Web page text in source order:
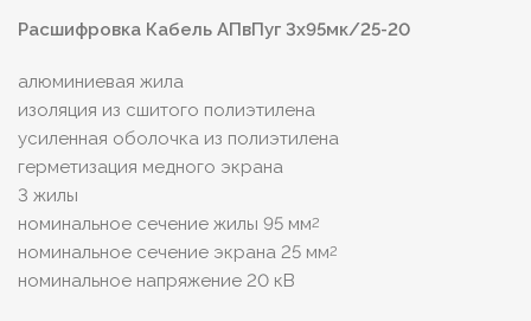
Расшифровка Кабель АПвПуг 3х95мк/25-20
алюминиевая жила
изоляция из сшитого полиэтилена
усиленная оболочка из полиэтилена
герметизация медного экрана
3 жилы
номинальное сечение жилы 95 мм2
номинальное сечение экрана 25 мм2
номинальное напряжение 20 кВ